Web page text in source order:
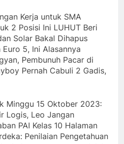
Kerja untuk SMA
2 Posisi Ini LUHUT Beri
Solar Bakal Dihapus
5, Ini Alasannya
Pembunuh Pacar di
Pernah Cabuli 2 Gadis,
Minggu 15 Oktober 2023:
Logis, Leo Jangan
PAI Kelas 10 Halaman
Penilaian Pengetahuan